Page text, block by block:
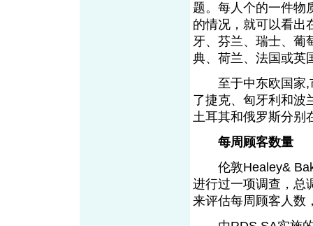
题。每人个的一件物
的情况，就可以看出
牙、芬兰、瑞士、葡
典、荷兰、法国或英
至于中东欧国家,
了捷克、匈牙利和波
土耳其和俄罗斯分别
每周顾客数量
伦敦Healey&
进行过一项调查，总
来评估每周顾客人数